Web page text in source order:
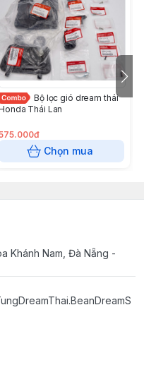
Bộ lọc gió dream thái
Thái Lan
Chọn mua
Khánh Nam, Đà Nẵng -